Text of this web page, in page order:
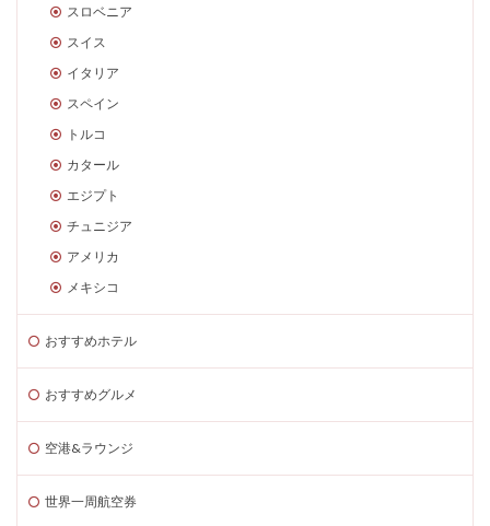
スロベニア
スイス
イタリア
スペイン
トルコ
カタール
エジプト
チュニジア
アメリカ
メキシコ
おすすめホテル
おすすめグルメ
空港&ラウンジ
世界一周航空券